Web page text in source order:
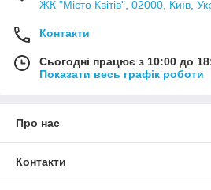
ЖК "Місто Квітів", 02000, Київ,
Контакти
Сьогодні працює з 10:00 до
Показати весь графік роботи
Про нас
Контакти